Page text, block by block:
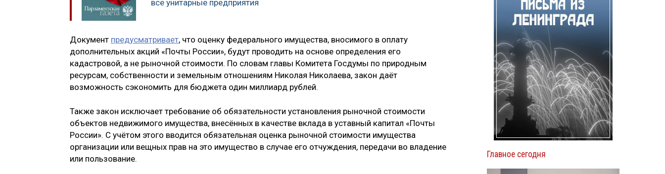
все унитарные предприятия
Документ предусматривает, что оценку федерального имущества, вносимого в оплату
дополнительных акций «Почты России», будут проводить на основе определения его
кадастровой, а не рыночной стоимости. По словам главы Комитета Госдумы по природным
ресурсам, собственности и земельным отношениям Николая Николаева, закон даёт
возможность сэкономить для бюджета один миллиард рублей.
Также закон исключает требование об обязательности установления рыночной стоимости
объектов недвижимого имущества, внесённых в качестве вклада в уставный капитал «Почты
России». С учётом этого вводится обязательная оценка рыночной стоимости имущества
организации или вещных прав на это имущество в случае его отчуждения, передачи во владение
или пользование.
Главное сегодня